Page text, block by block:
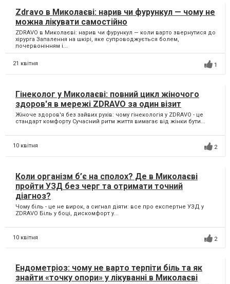
Zdravo в Миколаєві: нарив чи фурункул — чому не
можна лікувати самостійно
ZDRAVO в Миколаєві: нарив чи фурункул — коли варто звернутися до
хірурга Запалення на шкірі, яке супроводжується болем,
почервонінням і...
21 квітня 1
Гінеколог у Миколаєві: повний цикл жіночого
здоров'я в мережі ZDRAVO за один візит
Жіноче здоров'я без зайвих рухів: чому гінекологія у ZDRAVO - це
стандарт комфорту Сучасний ритм життя вимагає від жінки бути...
10 квітня 2
Коли організм б’є на сполох? Де в Миколаєві
пройти УЗД без черг та отримати точний
діагноз?
Чому біль - це не вирок, а сигнал діяти: все про експертне УЗД у
ZDRAVO Біль у боці, дискомфорт у...
10 квітня 2
Ендометріоз: чому не варто терпіти біль та як
знайти «точку опори» у лікуванні в Миколаєві